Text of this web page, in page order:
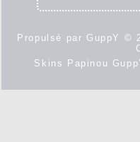
Propulsé par GuppY ©
Skins Papinou